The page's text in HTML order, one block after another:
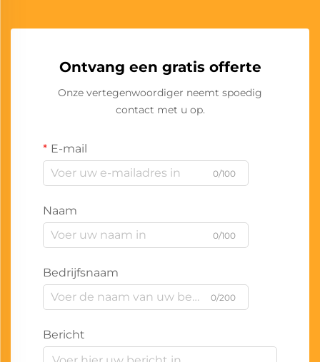
Ontvang een gratis offerte
Onze vertegenwoordiger neemt spoedig
contact met u op.
E-mail
0/100
Naam
0/100
Bedrijfsnaam
0/200
Bericht